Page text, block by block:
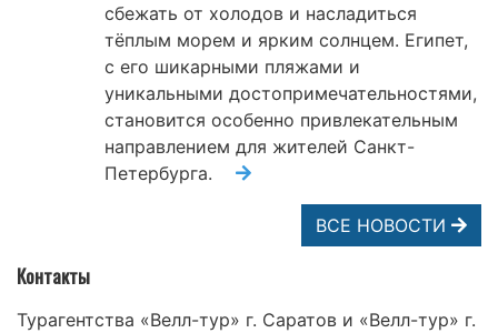
сбежать от холодов и насладиться
тёплым морем и ярким солнцем. Египет,
с его шикарными пляжами и
уникальными достопримечательностями,
становится особенно привлекательным
направлением для жителей Санкт-
Петербурга.
ВСЕ НОВОСТИ
Контакты
Турагентства «Велл-тур» г. Саратов и «Велл-тур» г.